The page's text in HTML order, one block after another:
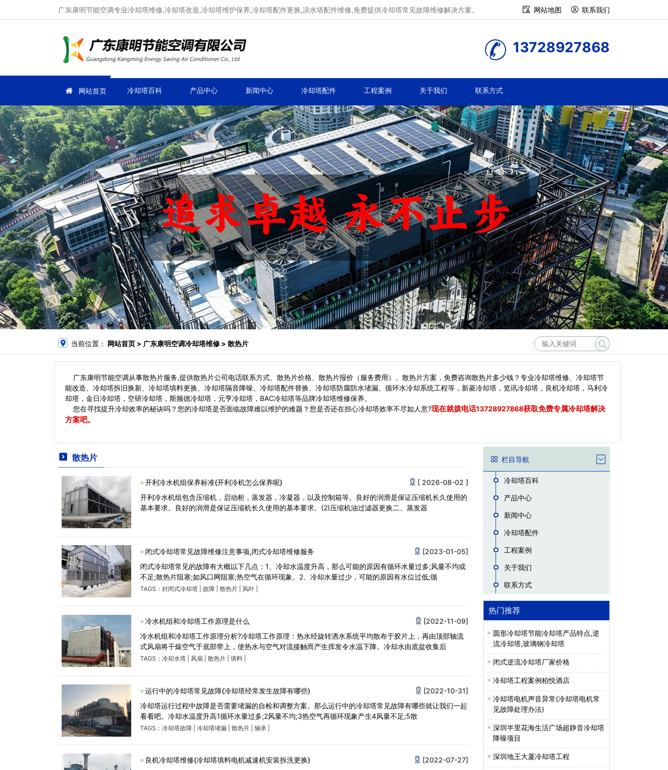
广东康明节能空调专业冷却塔维修,冷却塔改造,冷却塔维护保养,冷却塔配件更换,凉水塔配件维修,免费提供冷却塔常见故障维修解决方案。 网站地图 联系我们
13728927868
网站首页 冷却塔百科 产品中心 新闻中心 冷却塔配件 工程案例 关于我们 联系方式
当前位置： 网站首页 > 广东康明空调冷却塔维修 > 散热片
广东康明节能空调从事散热片服务,提供散热片公司电话联系方式、散热片价格、散热片报价（服务费用）、散热片方案，免费咨询散热片多少钱？专业冷却塔维修、冷却塔节
能改造、冷却塔拆旧换新、冷却塔填料更换、冷却塔隔音降噪、冷却塔配件替换、冷却塔防腐防水堵漏、循环水冷却系统工程等，新菱冷却塔，览讯冷却塔，良机冷却塔，马利冷
却塔，金日冷却塔，空研冷却塔，斯频德冷却塔，元亨冷却塔，BAC冷却塔等品牌冷却塔维修保养。
您在寻找提升冷却效率的秘诀吗？您的冷却塔是否面临故障难以维护的难题？您是否还在担心冷却塔效率不尽如人意?现在就拨电话13728927868获取免费专属冷却塔解决
方案吧。
散热片
开利冷水机组保养标准(开利冷机怎么保养呢)
[ 2026-08-02 ]
开利冷水机组包含压缩机，启动柜，蒸发器，冷凝器，以及控制箱等。良好的润滑是保证压缩机长久使用的
基本要求。良好的润滑是保证压缩机长久使用的基本要求。(2)压缩机油过滤器更换二、蒸发器
闭式冷却塔常见故障维修注意事项,闭式冷却塔维修服务
[2023-01-05]
闭式冷却塔常见的故障有大概以下几点：1、冷却水温度升高，那么可能的原因有循环水量过多;风量不均或
不足;散热片阻塞;如风口网阻塞;热空气在循环现象。2、冷却水量过少，可能的原因有水位过低;循
TAGS： 封闭式冷却塔 故障 散热片 风叶
冷水机组和冷却塔工作原理是什么
[2022-11-09]
冷水机组和冷却塔工作原理分析?冷却塔工作原理：热水经旋转洒水系统平均散布于胶片上，再由顶部轴流
式风扇将干燥空气于底部带上，使热水与空气对流接触而产生挥发令水温下降。冷却水由底盆收集后
TAGS： 冷却水塔 风扇 散热片 填料
运行中的冷却塔常见故障(冷却塔经常发生故障有哪些)
[2022-10-31]
冷却塔运行过程中故障是否需要堵漏的自检和调整方案。那么运行中的冷却塔常见故障有哪些就让我们一起
看看吧。冷却水温度升高1循环水量过多;2风量不均;3热空气再循环现象产生4风量不足;5散
TAGS： 冷却塔故障 冷却塔堵漏 散热片 轴承
良机冷却塔维修(冷却塔填料电机减速机安装拆洗更换)
[2022-07-27]
栏目导航
冷却塔百科
产品中心
新闻中心
冷却塔配件
工程案例
关于我们
联系方式
热门推荐
圆形冷却塔节能冷却塔产品特点,逆
流冷却塔,玻璃钢冷却塔
闭式逆流冷却塔厂家价格
冷却塔工程案例柏悦酒店
冷却塔电机声音异常(冷却塔电机常
见故障处理办法)
深圳半里花海生活广场超静音冷却塔
降噪项目
深圳地王大厦冷却塔工程